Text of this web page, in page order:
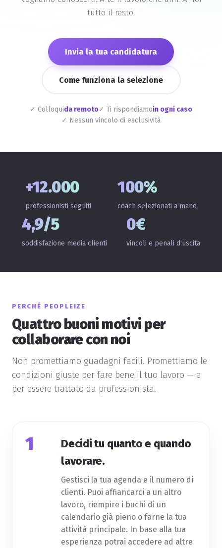
tutto il resto.
Invia la tua candidatura
Come funziona la selezione
✓ Colloquida remoto✓ Ti rispondiamoin ogni caso
✓ Nessun vincolo di esclusività
+12.000
professionisti seguiti
100%
coach selezionati a mano
4,9/5
soddisfazione media clienti
0€
vincoli e penali d'uscita
PERCHÉ PEOPLEIZE
Quattro buoni motivi per
collaborare con noi
Non promettiamo guadagni facili. Promettiamo le
condizioni giuste per fare bene il tuo lavoro — e
per essere trattato da professionista.
1
Decidi tu quanto e quando
lavorare.
Gestisci la tua agenda e il numero di
clienti. Puoi affiancarci a un altro
lavoro, riempire i buchi di un
calendario già pieno o farne la tua
attività principale. In base alla tua
esperienza potrai accedere ad altre